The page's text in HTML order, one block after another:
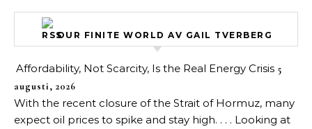
OUR FINITE WORLD AV GAIL TVERBERG
Affordability, Not Scarcity, Is the Real Energy Crisis 5
augusti, 2026
With the recent closure of the Strait of Hormuz, many
expect oil prices to spike and stay high. . . . Looking at